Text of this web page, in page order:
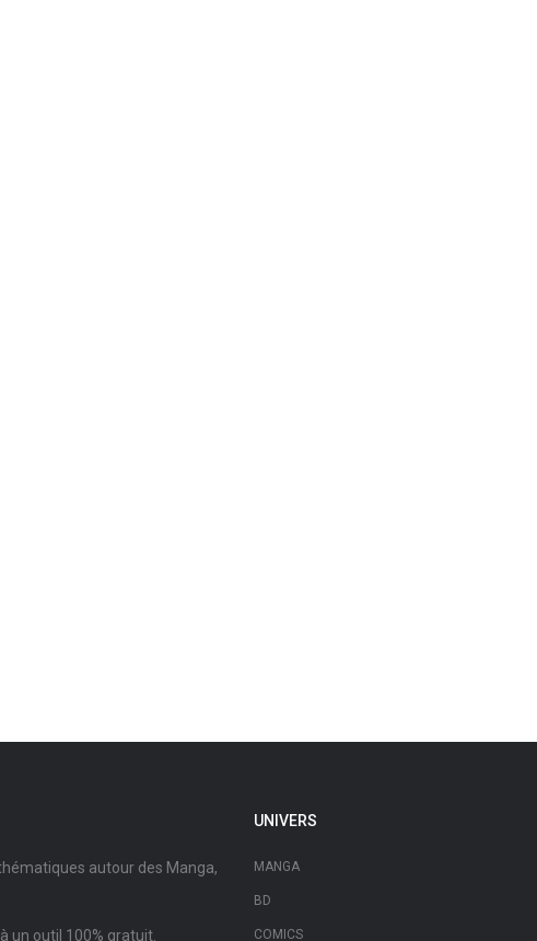
autour des Manga,
un outil 100% gratuit.
UNIVERS
MANGA
BD
COMICS